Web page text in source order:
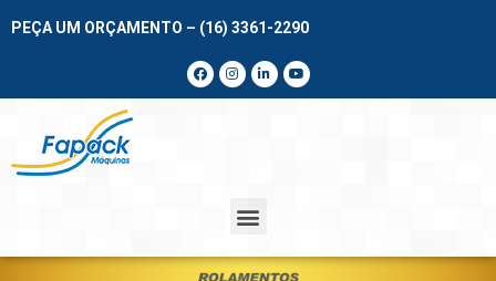
PEÇA UM ORÇAMENTO – (16) 3361-2290